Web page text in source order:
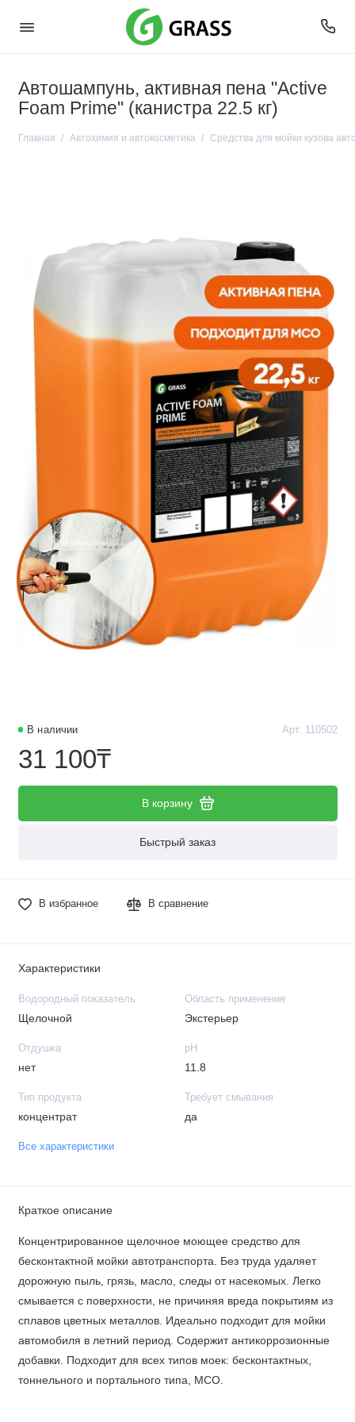
Автошампунь, активная пена "Active
Foam Prime" (канистра 22.5 кг)
Главная Автохимия и автокосметика Средства для мойки кузова
В наличии Арт. 110502
31 100₸
В корзину
Быстрый заказ
В избранное В сравнение
Характеристики
Водородный показатель
Щелочной
Область применения
Экстерьер
Отдушка
нет
рН
11.8
Тип продукта
концентрат
Требует смывания
да
Все характеристики
Краткое описание
Концентрированное щелочное моющее средство для
бесконтактной мойки автотранспорта. Без труда удаляет
дорожную пыль, грязь, масло, следы от насекомых. Легко
смывается с поверхности, не причиняя вреда покрытиям из
сплавов цветных металлов. Идеально подходит для мойки
автомобиля в летний период. Содержит антикоррозионные
добавки. Подходит для всех типов моек: бесконтактных,
тоннельного и портального типа, МСО.